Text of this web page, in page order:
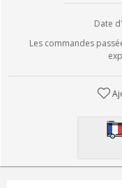
Date
Les commandes